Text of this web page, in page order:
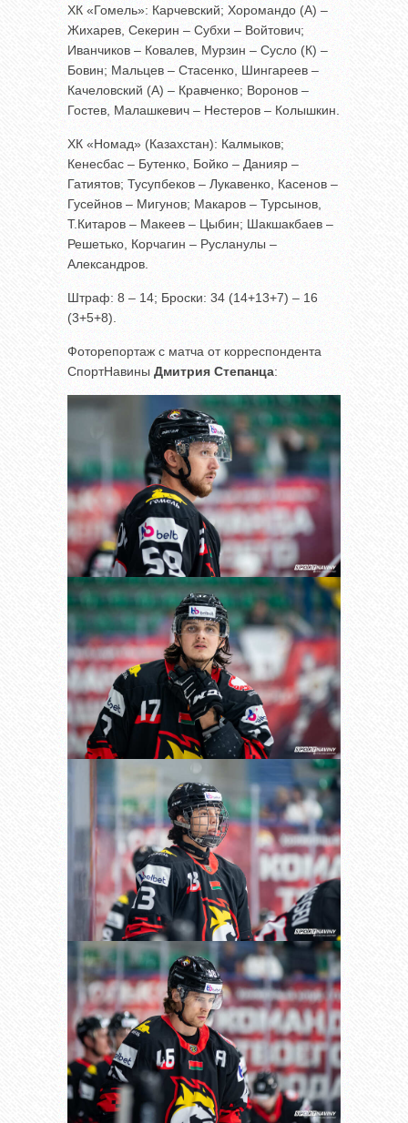
ХК «Гомель»: Карчевский; Хоромандо (А) –
Жихарев, Секерин – Субхи – Войтович;
Иванчиков – Ковалев, Мурзин – Сусло (К) –
Бовин; Мальцев – Стасенко, Шингареев –
Качеловский (А) – Кравченко; Воронов –
Гостев, Малашкевич – Нестеров – Колышкин.
ХК «Номад» (Казахстан): Калмыков;
Кенесбас – Бутенко, Бойко – Данияр –
Гатиятов; Тусупбеков – Лукавенко, Касенов –
Гусейнов – Мигунов; Макаров – Турсынов,
Т.Китаров – Макеев – Цыбин; Шакшакбаев –
Решетько, Корчагин – Русланулы –
Александров.
Штраф: 8 – 14; Броски: 34 (14+13+7) – 16
(3+5+8).
Фоторепортаж с матча от корреспондента
СпортНавины Дмитрия Степанца: